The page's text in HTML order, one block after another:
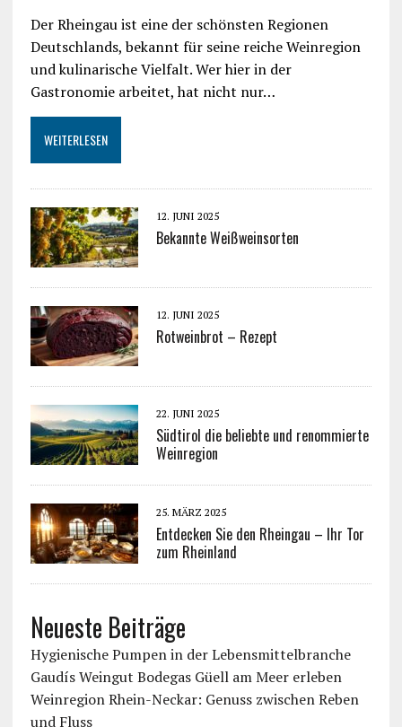
Der Rheingau ist eine der schönsten Regionen
Deutschlands, bekannt für seine reiche Weinregion
und kulinarische Vielfalt. Wer hier in der
Gastronomie arbeitet, hat nicht nur…
WEITERLESEN
12. JUNI 2025
Bekannte Weißweinsorten
12. JUNI 2025
Rotweinbrot – Rezept
22. JUNI 2025
Südtirol die beliebte und renommierte
Weinregion
25. MÄRZ 2025
Entdecken Sie den Rheingau – Ihr Tor
zum Rheinland
Neueste Beiträge
Hygienische Pumpen in der Lebensmittelbranche
Gaudís Weingut Bodegas Güell am Meer erleben
Weinregion Rhein-Neckar: Genuss zwischen Reben
und Fluss